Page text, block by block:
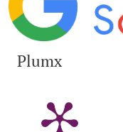
Plumx